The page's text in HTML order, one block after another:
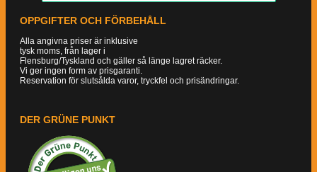
OPPGIFTER OCH FÖRBEHÅLL
Alla angivna priser är inklusive
tysk moms, från lager i
Flensburg/Tyskland och gäller så länge lagret räcker.
Vi ger ingen form av prisgaranti.
Reservation för slutsålda varor, tryckfel och prisändringar.
DER GRÜNE PUNKT